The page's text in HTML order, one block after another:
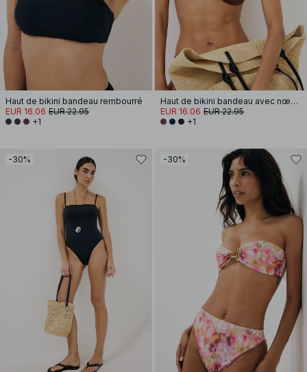
Haut de bikini bandeau rembourré
EUR 16.06 EUR 22.95
+1
Haut de bikini bandeau avec nœud sur le devant
EUR 16.06 EUR 22.95
+1
-30% -30%